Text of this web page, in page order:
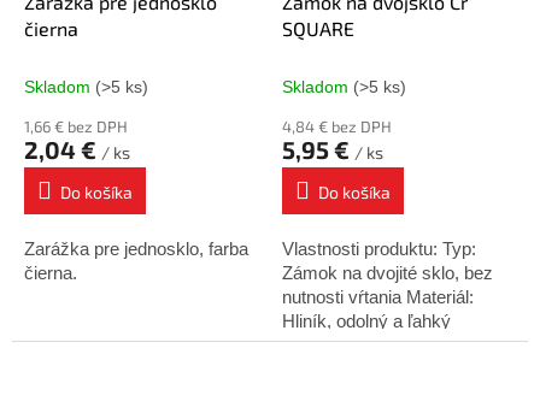
čierna
Skladom (>5 ks)
1,66 € bez DPH
2,04 € / ks
Do košíka
Zarážka pre jednosklo, farba
čierna.
SQUARE
Skladom (>5 ks)
4,84 € bez DPH
5,95 € / ks
Do košíka
Vlastnosti produktu: Typ:
Zámok na dvojité sklo, bez
nutnosti vŕtania Materiál:
Hliník, odolný a ľahký
Použitie: Dvojité sklenené